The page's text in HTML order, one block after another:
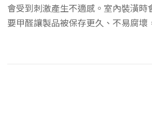
會受到刺激產生不適感。室內裝潢時
要甲醛讓製品被保存更久、不易腐壞